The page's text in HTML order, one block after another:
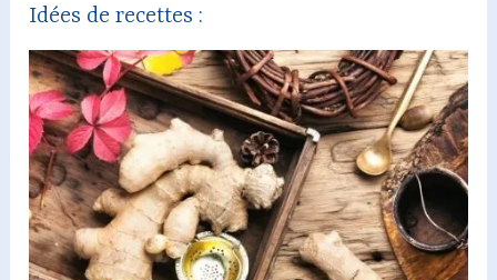
Idées de recettes :